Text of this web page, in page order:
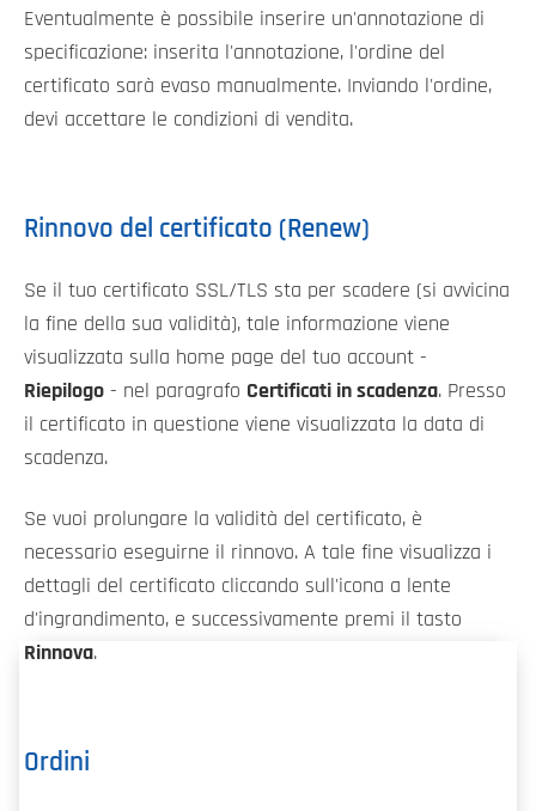
Eventualmente è possibile inserire un'annotazione di
specificazione: inserita l'annotazione, l'ordine del
certificato sarà evaso manualmente. Inviando l'ordine,
devi accettare le condizioni di vendita.
Rinnovo del certificato (Renew)
Se il tuo certificato SSL/TLS sta per scadere (si avvicina
la fine della sua validità), tale informazione viene
visualizzata sulla home page del tuo account -
Riepilogo - nel paragrafo Certificati in scadenza. Presso
il certificato in questione viene visualizzata la data di
scadenza.
Se vuoi prolungare la validità del certificato, è
necessario eseguirne il rinnovo. A tale fine visualizza i
dettagli del certificato cliccando sull'icona a lente
d'ingrandimento, e successivamente premi il tasto
Rinnova.
Ordini